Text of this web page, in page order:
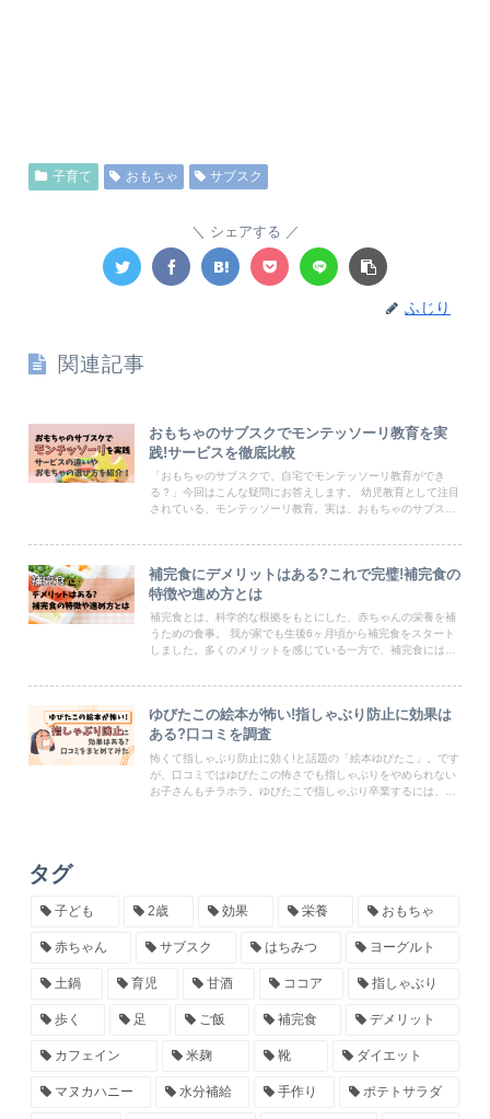
子育て おもちゃ サブスク
シェアする
ふじり
関連記事
おもちゃのサブスクでモンテッソーリ教育を実
践!サービスを徹底比較
「おもちゃのサブスクで、自宅でモンテッソーリ教育ができ
る？」今回はこんな疑問にお答えします。 幼児教育として注目
されている、モンテッソーリ教育。実は、おもちゃのサブスク
補完食にデメリットはある?これで完璧!補完食の
特徴や進め方とは
補完食とは、科学的な根拠をもとにした、赤ちゃんの栄養を補
うための食事。 我が家でも生後6ヶ月頃から補完食をスタート
しました。多くのメリットを感じている一方で、補完食にはデ
ゆびたこの絵本が怖い!指しゃぶり防止に効果は
ある?口コミを調査
怖くて指しゃぶり防止に効く!と話題の「絵本ゆびたこ」。です
が、口コミではゆびたこの怖さでも指しゃぶりをやめられない
お子さんもチラホラ。ゆびたこで指しゃぶり卒業するには、読
タグ
子ども 2歳 効果 栄養 おもちゃ
赤ちゃん サブスク はちみつ ヨーグルト
土鍋 育児 甘酒 ココア 指しゃぶり
歩く 足 ご飯 補完食 デメリット
カフェイン 米麹 靴 ダイエット
マヌカハニー 水分補給 手作り ポテトサラダ